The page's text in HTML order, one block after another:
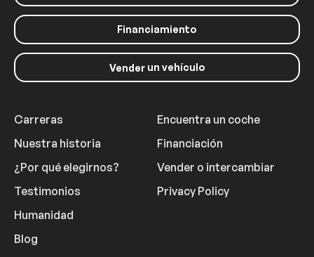
Financiamiento
Venderun vehículo
Carreras
Nuestra historia
¿Por qué elegirnos?
Testimonios
Humanidad
Blog
Encuentra un coche
Financiación
Vender o intercambiar
Privacy Policy